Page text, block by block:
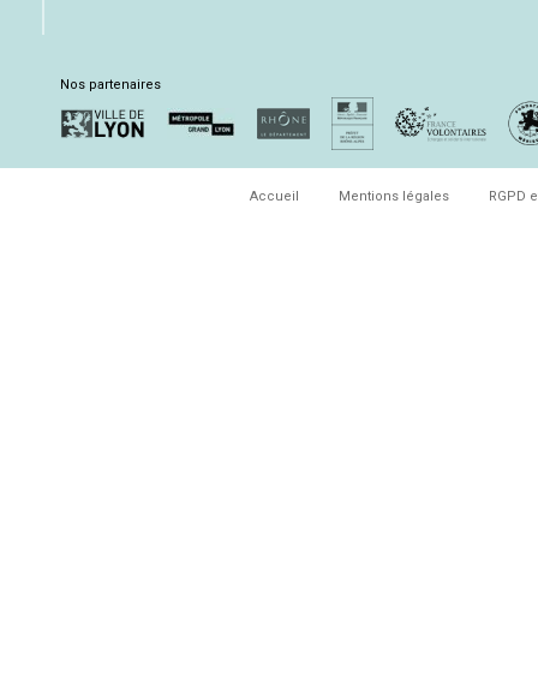
Nos partenaires
Accueil Mentions légales RGPD